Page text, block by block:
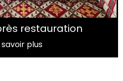
restauration
savoir plus